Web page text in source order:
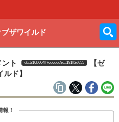
ザワイルド
ト eba210b604ff7cdcded9da191ff2d655
【ゼ
ド】
報！